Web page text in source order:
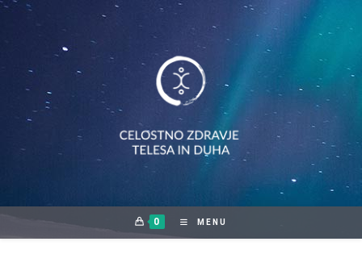
Skip
0 MENU